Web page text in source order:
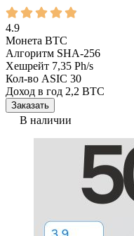
4.9
Монета BTC
Алгоритм SHA-256
Хешрейт 7,35 Ph/s
Кол-во ASIC 30
Доход в год 2,2 BTC
Заказать
В наличии